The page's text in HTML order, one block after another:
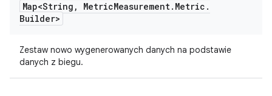
Map<String , MetricMeasurement. Metric .
Builder>
Zestaw nowo wygenerowanych danych na podstawie
danych z biegu.